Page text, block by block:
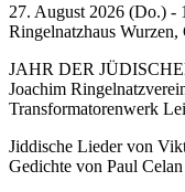
27. August 2026 (Do.) -
Ringelnatzhaus
JAHR DER
Joachim
Transformatorenwerk
Jiddische Lieder von
Gedichte von Paul